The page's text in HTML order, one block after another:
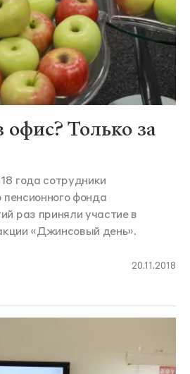
Только за
года сотрудники
пенсионного фонда
раз приняли участие в
«Джинсовый день».
20.11.2018